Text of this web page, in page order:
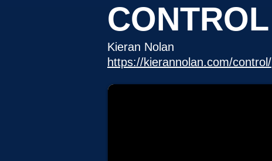
CONTROL
Kieran Nolan
https://kierannolan.com/control/